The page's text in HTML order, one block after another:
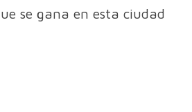
se gana en esta ciudad